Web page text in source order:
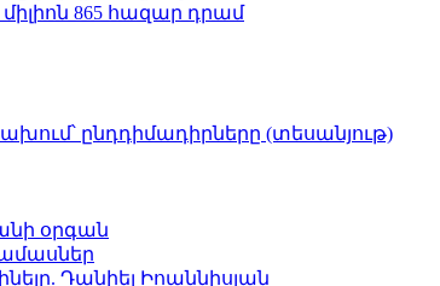
865 հազար դրամ
ընդդիմադիրները (տեսանյութ)
օրգան
Դանիել Իոաննիսյան